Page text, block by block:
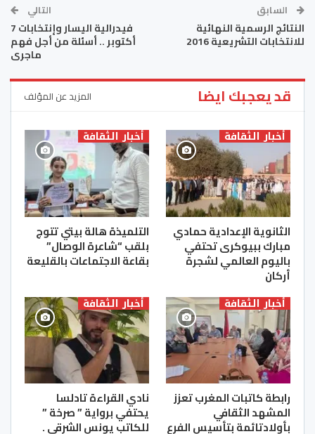
السابق
النتائج الرسمية النهائية
للانتخابات التشريعية 2016
التالي
فيدرالية اليسار وإنتخابات 7
أكتوبر .. أسئلة من أجل فهم
ماجرى
قد يعجبك ايضا المزيد عن المؤلف
أخبار الثقافة
الثانوية الإعدادية حمادي
مبارك ببيوكرى تحتفي
باليوم العالمي لشجرة
أركان
أخبار الثقافة
التلميذة هالة بيتي تتوج
بلقب “شاعرة الوصال”
بقاعة الاجتماعات بالقليعة
أخبار الثقافة
رابطة كاتبات المغرب تعزز
المشهد الثقافي
بأولادتائمة بتأسيس الفرع
أخبار الثقافة
نادي القراءة تادلسا
يحتفي برواية ” صرخة ”
للكاتب يونس الشرقي .